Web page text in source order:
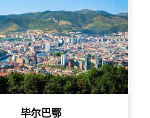
毕尔巴鄂